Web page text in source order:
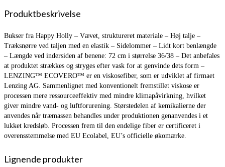
Produktbeskrivelse
Bukser fra Happy Holly – Vævet, struktureret materiale – Høj talje –
Træksnørre ved taljen med en elastik – Sidelommer – Lidt kort benlængde
– Længde ved indersiden af benene: 72 cm i størrelse 36/38 – Det anbefales
at produktet strækkes og stryges efter vask for at genvinde dets form –
LENZING™ ECOVERO™ er en viskosefiber, som er udviklet af firmaet
Lenzing AG. Sammenlignet med konventionelt fremstillet viskose er
processen mere ressourceeffektiv med mindre klimapåvirkning, hvilket
giver mindre vand- og luftforurening. Størstedelen af kemikalierne der
anvendes når træmassen behandles under produktionen genanvendes i et
lukket kredsløb. Processen frem til den endelige fiber er certificeret i
overensstemmelse med EU Ecolabel, EU’s officielle økomærke.
Lignende produkter